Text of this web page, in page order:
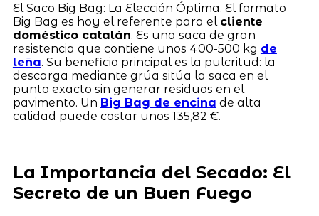
El Saco Big Bag: La Elección Óptima. El formato
Big Bag es hoy el referente para el cliente
doméstico catalán. Es una saca de gran
resistencia que contiene unos 400-500 kg de
leña. Su beneficio principal es la pulcritud: la
descarga mediante grúa sitúa la saca en el
punto exacto sin generar residuos en el
pavimento. Un Big Bag de encina de alta
calidad puede costar unos 135,82 €.
La Importancia del Secado: El
Secreto de un Buen Fuego